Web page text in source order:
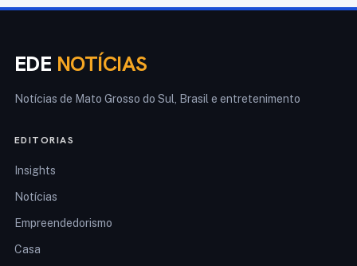
EDE NOTÍCIAS
Notícias de Mato Grosso do Sul, Brasil e entretenimento
EDITORIAS
Insights
Notícias
Empreendedorismo
Casa